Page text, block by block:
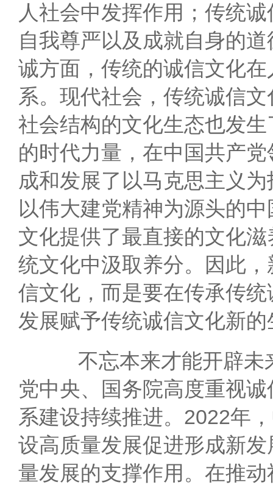
人社会中发挥作用；传统
自我尊严以及成就自身的
诚方面，传统的诚信文化
系。现代社会，传统诚信
社会结构的文化生态也发
的时代力量，在中国共产
成和发展了以马克思主义
以伟大建党精神为源头的
文化提供了最直接的文化
统文化中汲取养分。因此
信文化，而是要在传承传
发展赋予传统诚信文化新
不忘本来才能开辟未
党中央、国务院高度重视
系建设持续推进。2022年
设高质量发展促进形成新
量发展的支撑作用。在推